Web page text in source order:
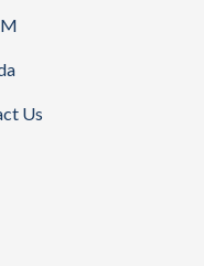
Us